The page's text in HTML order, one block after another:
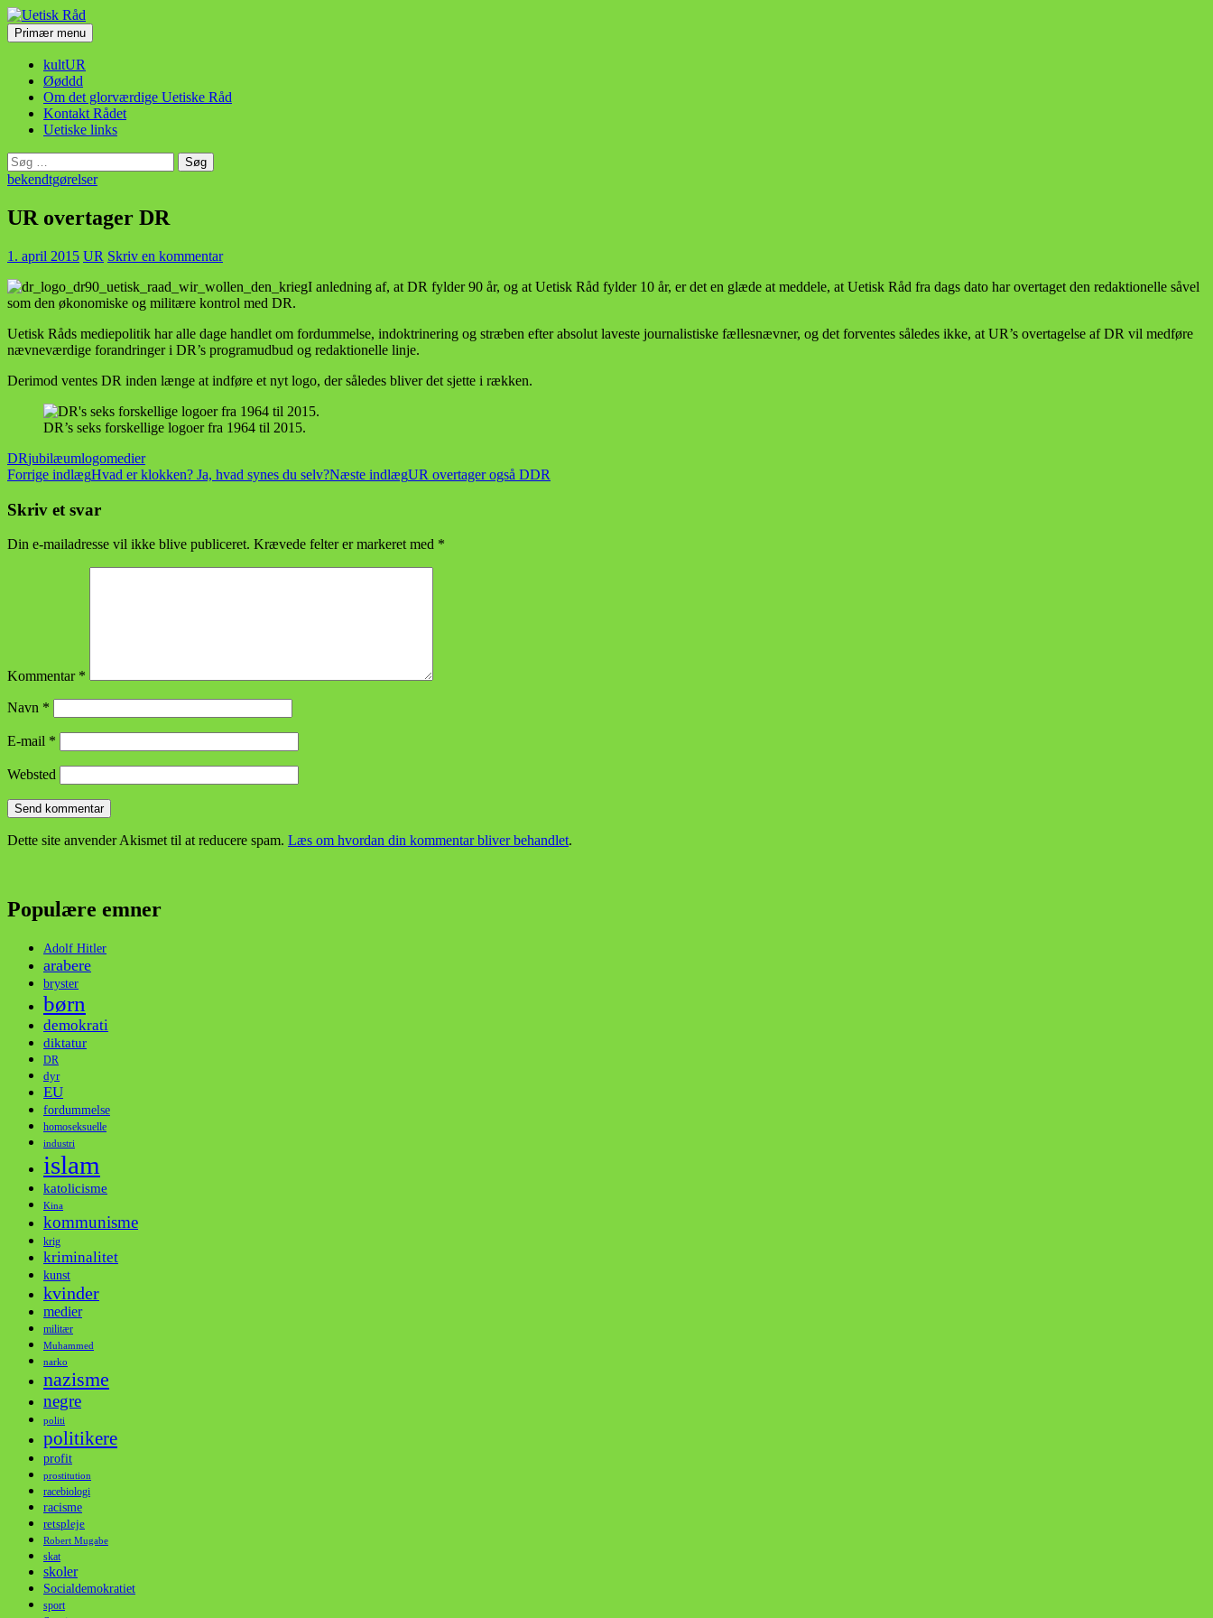
Hop
til
indhold
Uetisk Råd
SøgPrimær menu
kultUR
Øøddd
Om det glorværdige Uetiske Råd
Kontakt Rådet
Uetiske links
Søg
efter:
bekendtgørelser
UR overtager DR
1. april 2015 UR Skriv en kommentar
I anledning af, at DR fylder 90 år, og at Uetisk Råd fylder 10 år, er det en glæde at meddele, at Uetisk Råd fra dags dato har overtaget den redaktionelle såvel
som den økonomiske og militære kontrol med DR.
Uetisk Råds mediepolitik har alle dage handlet om fordummelse, indoktrinering og stræben efter absolut laveste journalistiske fællesnævner, og det forventes således ikke, at UR’s overtagelse af DR vil medføre
nævneværdige forandringer i DR’s programudbud og redaktionelle linje.
Derimod ventes DR inden længe at indføre et nyt logo, der således bliver det sjette i rækken.
DR’s seks forskellige logoer fra 1964 til 2015.
DRjubilæumlogomedier
Indlægsnavigation
Forrige indlægHvad er klokken? Ja, hvad synes du selv?Næste indlægUR overtager også DDR
Skriv et svar
Din e-mailadresse vil ikke blive publiceret. Krævede felter er markeret med *
Kommentar *
Navn *
E-mail *
Websted
Dette site anvender Akismet til at reducere spam. Læs om hvordan din kommentar bliver behandlet.
Populære emner
Adolf Hitler
arabere
bryster
børn
demokrati
diktatur
DR
dyr
EU
fordummelse
homoseksuelle
industri
islam
katolicisme
Kina
kommunisme
krig
kriminalitet
kunst
kvinder
medier
militær
Muhammed
narko
nazisme
negre
politi
politikere
profit
prostitution
racebiologi
racisme
retspleje
Robert Mugabe
skat
skoler
Socialdemokratiet
sport